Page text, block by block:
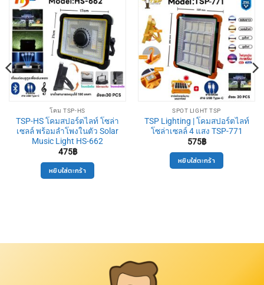
โคม TSP-HS
TSP-HS โคมสปอร์ตไลท์ โซล่า
เซลล์ พร้อมลำโพงในตัว Solar
Music Light HS-662
475฿
หยิบใส่ตะกร้า
SPOT LIGHT TSP
TSP Lighting | โคมสปอร์ตไลท์
โซล่าเซลล์ 4 แสง TSP-771
575฿
หยิบใส่ตะกร้า